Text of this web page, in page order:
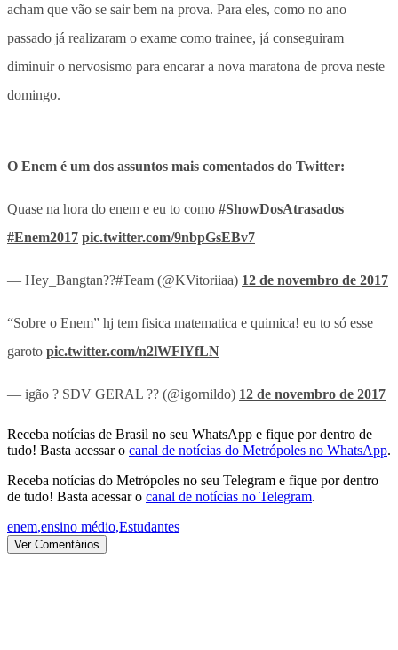
acham que vão se sair bem na prova. Para eles, como no ano
passado já realizaram o exame como trainee, já conseguiram
diminuir o nervosismo para encarar a nova maratona de prova neste
domingo.
O Enem é um dos assuntos mais comentados do Twitter:
Quase na hora do enem e eu to como #ShowDosAtrasados
#Enem2017 pic.twitter.com/9nbpGsEBv7
— Hey_Bangtan??#Team (@KVitoriiaa) 12 de novembro de 2017
“Sobre o Enem” hj tem fisica matematica e quimica! eu to só esse
garoto pic.twitter.com/n2lWFlYfLN
— igão ? SDV GERAL ?? (@igornildo) 12 de novembro de 2017
Receba notícias de Brasil no seu WhatsApp e fique por dentro de
tudo! Basta acessar o canal de notícias do Metrópoles no WhatsApp.
Receba notícias do Metrópoles no seu Telegram e fique por dentro
de tudo! Basta acessar o canal de notícias no Telegram.
enem,ensino médio,Estudantes
Ver Comentários